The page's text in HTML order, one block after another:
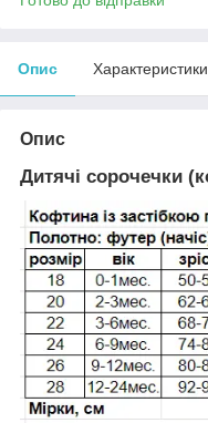
Опис Характеристики
Опис
Дитячі сорочечки